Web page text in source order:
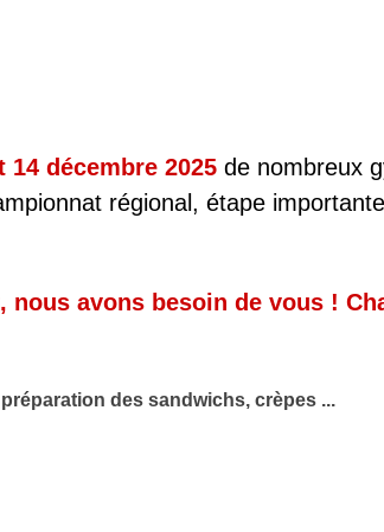
14 décembre 2025 de nombreux
régional, étape
avons besoin de vous !
des sandwichs, crèpes ...